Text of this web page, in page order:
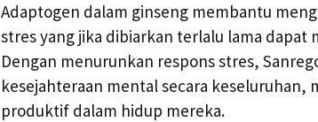
Adaptogen dalam ginseng membantu
stres yang jika dibiarkan terlalu lama dapat
Dengan menurunkan respons stres,
kesejahteraan mental secara
produktif dalam hidup mereka.